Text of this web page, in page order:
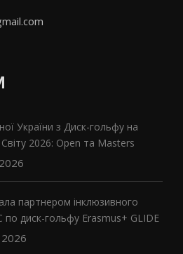
України з Диск-гольфу на
2026: Open та Masters
партнером інклюзивного
по диск-гольфу Erasmus+ GLIDE